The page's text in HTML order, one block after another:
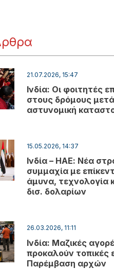
21.07.2026, 15:47
Ινδία: Οι φοιτητές
στους δρόμους μετά
αστυνομική
15.05.2026, 14:37
Ινδία – ΗΑΕ: Νέα
συμμαχία με
άμυνα, τεχνολογία
δισ. δολαρίων
26.03.2026, 11:11
Ινδία: Μαζικές
προκαλούν τοπικές
Παρέμβαση αρχών